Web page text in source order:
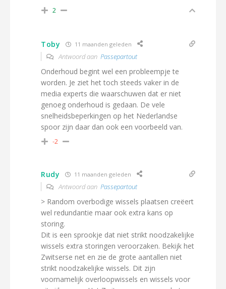
2
Toby 11 maanden geleden
Antwoord aan Passepartout
Onderhoud begint wel een probleempje te
worden. Je ziet het toch steeds vaker in de
media experts die waarschuwen dat er niet
genoeg onderhoud is gedaan. De vele
snelheidsbeperkingen op het Nederlandse
spoor zijn daar dan ook een voorbeeld van.
-2
Rudy 11 maanden geleden
Antwoord aan Passepartout
> Random overbodige wissels plaatsen creëert
wel redundantie maar ook extra kans op
storing.
Dit is een sprookje dat niet strikt noodzakelijke
wissels extra storingen veroorzaken. Bekijk het
Zwitserse net en zie de grote aantallen niet
strikt noodzakelijke wissels. Dit zijn
voornamelijk overloopwissels en wissels voor